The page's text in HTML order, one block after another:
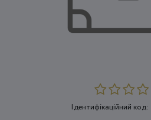
Ідентифікаційний код: